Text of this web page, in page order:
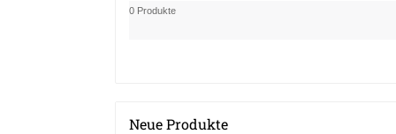
0 Produkte
Neue Produkte